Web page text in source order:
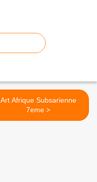
Art Afrique Subsarienne
7eme >